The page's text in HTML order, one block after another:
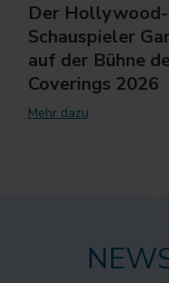
Der Hollywood-
Schauspieler
auf der Bühne
Coverings 2026
Mehr dazu